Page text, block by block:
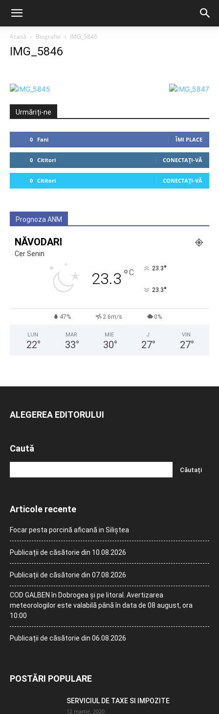
Acasă Biografie IMG_5846
IMG_5846
Urmăriți-ne
0 Fani ÎMI PLACE
0 Cititori CONECTAȚI-VĂ
0 Cititori CONECTAȚI-VĂ
Prognoza ANM
NĂVODARI
Cer Senin
23.3 °C 23.3°
23.3°
47% 2.6m/s 0%
LUN
22°
MAR
33°
MIE
30°
J
27°
VIN
27°
ALEGEREA EDITORULUI
Caută
Articole recente
Focar pesta porcină aficană in Siliștea
Publicații de căsătorie din 10.08.2026
Publicații de căsătorie din 07.08.2026
COD GALBEN în Dobrogea și pe litoral. Avertizarea
meteorologilor este valabilă până în data de 08 august, ora
10:00
Publicații de căsătorie din 06.08.2026
POSTĂRI POPULARE
SERVICIUL DE TAXE SI IMPOZITE
12 martie, 2020